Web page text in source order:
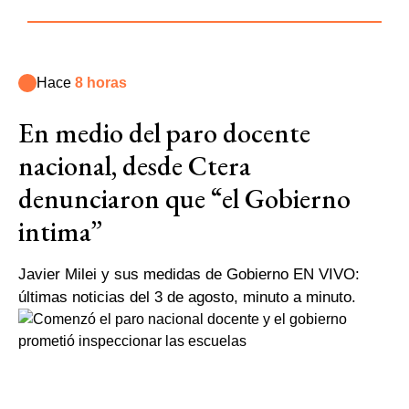
Hace 8 horas
En medio del paro docente
nacional, desde Ctera
denunciaron que “el Gobierno
intima”
Javier Milei y sus medidas de Gobierno EN VIVO:
últimas noticias del 3 de agosto, minuto a minuto.